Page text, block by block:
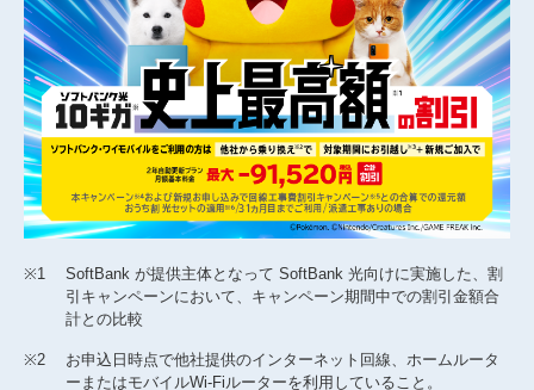
※1
SoftBank が提供主体となって SoftBank 光向けに実施した、割
引キャンペーンにおいて、キャンペーン期間中での割引金額合
計との比較
※2
お申込日時点で他社提供のインターネット回線、ホームルータ
ーまたはモバイルWi-Fiルーターを利用していること。